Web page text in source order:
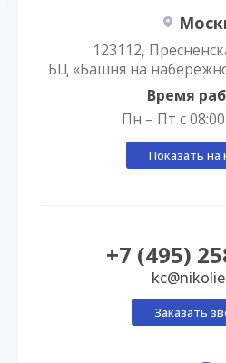
123112,
БЦ «Башня на
Время
Пн – Пт с
Показать на
+7 (495)
Заказать